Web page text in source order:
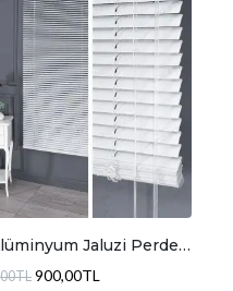
Jaluzi Perde
900,00TL